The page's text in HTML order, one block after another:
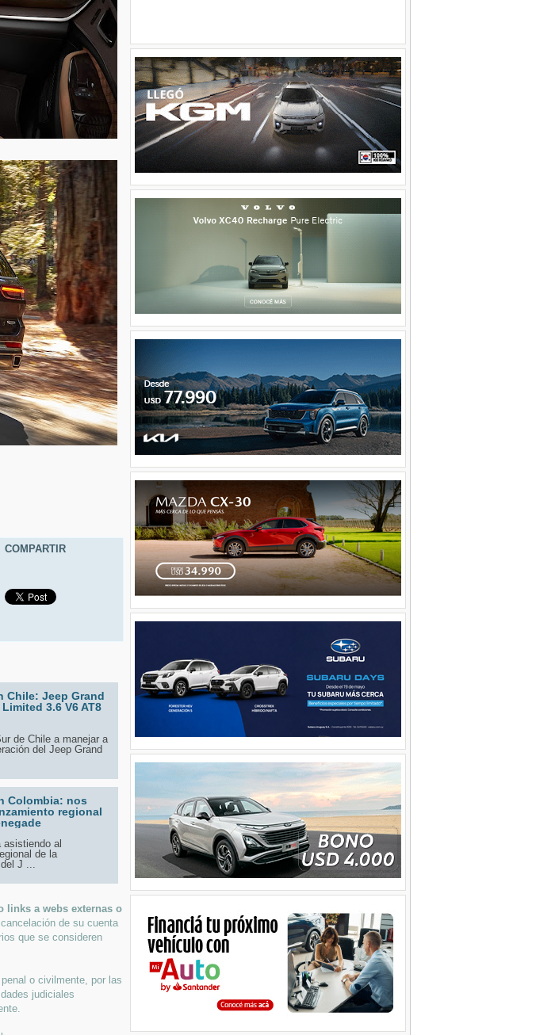
COMPARTIR
Chile: Jeep Grand
3.6 V6 AT8
de Chile a manejar a
del Jeep Grand
Colombia: nos
regional
al
de la
J ...
links a webs externas o
de su cuenta
que se consideren
o civilmente, por las
judiciales